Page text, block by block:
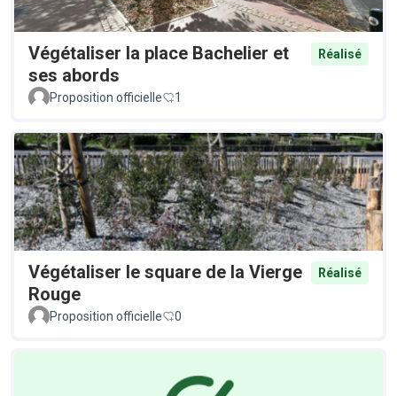
Végétaliser la place Bachelier et
ses abords
Réalisé
Proposition officielle 1
Végétaliser le square de la Vierge
Rouge
Réalisé
Proposition officielle 0